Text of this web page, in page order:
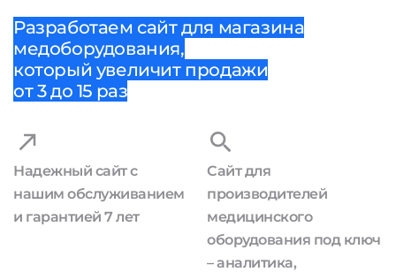
Разработаем сайт для магазина
медоборудования,
который увеличит продажи
от 3 до 15 раз
Надежный сайт с
нашим обслуживанием
и гарантией 7 лет
Сайт для
производителей
медицинского
оборудования под ключ
– аналитика,